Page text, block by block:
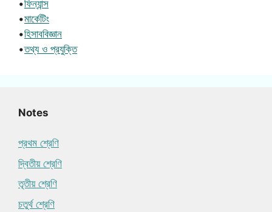
•ফিন্যান্স
•মার্কেটিং
•হিসাববিজ্ঞান
•তথ্য ও প্রযুক্তি
Notes
প্রথম শ্রেণি
দ্বিতীয় শ্রেণি
তৃতীয় শ্রেণি
চতুর্থ শ্রেণি